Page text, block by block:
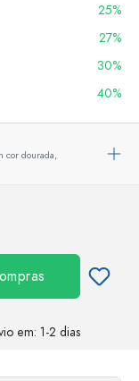
25%
27%
30%
40%
cor dourada,
em: 1-2 dias